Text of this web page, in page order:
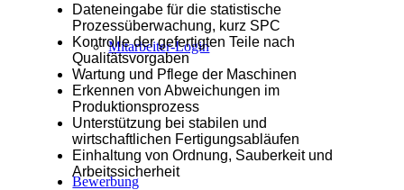
Mitarbeiter-Login
Bewerbung
Dateneingabe für die statistische
Prozessüberwachung, kurz SPC
Kontrolle der gefertigten Teile nach
Qualitätsvorgaben
Wartung und Pflege der Maschinen
Erkennen von Abweichungen im
Produktionsprozess
Unterstützung bei stabilen und
wirtschaftlichen Fertigungsabläufen
Einhaltung von Ordnung, Sauberkeit und
Arbeitssicherheit